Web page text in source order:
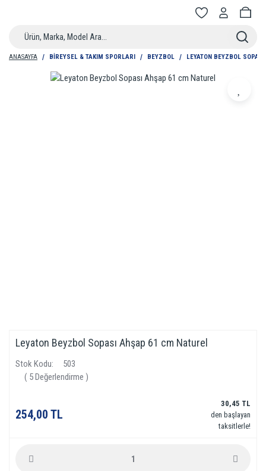
ANASAYFA BIREYSEL & TAKIM SPORLARI BEYZBOL LEYATON BEYZBOL
Leyaton Beyzbol Sopası Ahşap 61 cm Naturel
Stok Kodu
503
( 5 Değerlendirme )
254,00 TL
30,45 TL
den başlayan
taksitlerle!